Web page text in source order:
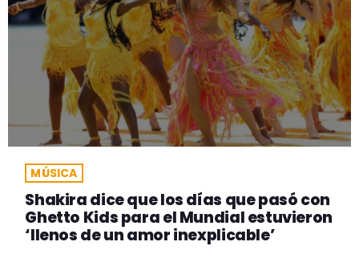
MÚSICA
Shakira dice que los días que pasó con
Ghetto Kids para el Mundial estuvieron
‘llenos de un amor inexplicable’